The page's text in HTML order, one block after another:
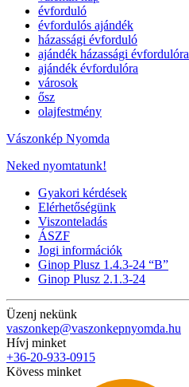
évforduló
évfordulós ajándék
házassági évforduló
ajándék házassági évfordulóra
ajándék évfordulóra
városok
ősz
olajfestmény
Vászonkép Nyomda
Neked nyomtatunk!
Gyakori kérdések
Elérhetőségünk
Viszonteladás
ÁSZF
Jogi információk
Ginop Plusz 1.4.3-24 “B”
Ginop Plusz 2.1.3-24
Üzenj nekünk
vaszonkep@vaszonkepnyomda.hu
Hívj minket
+36-20-933-0915
Kövess minket